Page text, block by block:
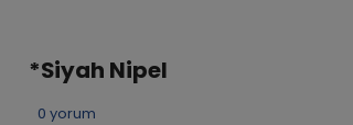
*Siyah Nipel
0 yorum